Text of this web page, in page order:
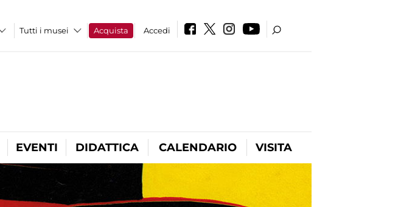
Tutti i musei Acquista Accedi
EVENTI DIDATTICA CALENDARIO VISITA